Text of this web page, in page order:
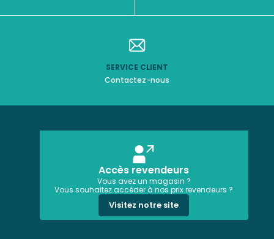
SERVICE CLIENT
Contactez-nous
Accès revendeurs
Vous avez un magasin ?
Vous souhaitez accéder à nos prix revendeurs ?
Visitez notre site